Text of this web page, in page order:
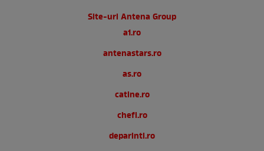
Site-uri Antena Group
a1.ro
antenastars.ro
as.ro
catine.ro
chefi.ro
deparinti.ro